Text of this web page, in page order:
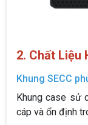
2. Chất Liệu
Khung SECC
Khung case sử
cáp và ổn định